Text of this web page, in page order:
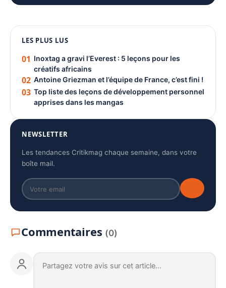
PUBLICITÉ
LES PLUS LUS
01 Inoxtag a gravi l’Everest : 5 leçons pour les
créatifs africains
02 Antoine Griezman et l’équipe de France, c’est fini !
03 Top liste des leçons de développement personnel
apprises dans les mangas
NEWSLETTER
Les tendances Critikmag chaque semaine, dans votre
boîte mail.
Commentaires (0)